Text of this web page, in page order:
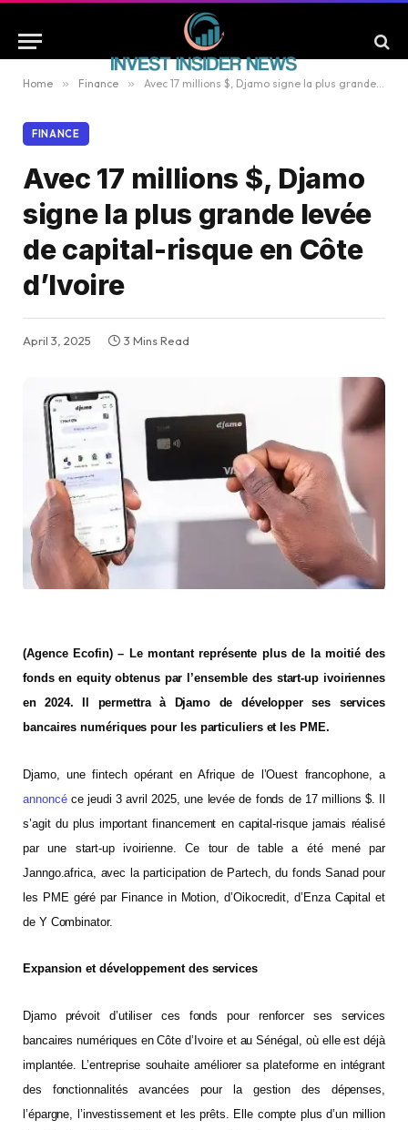
Home » Finance » Avec 17 millions $, Djamo signe la plus grande levée de capital-risque en Côte d’Ivoire
FINANCE
Avec 17 millions $, Djamo
signe la plus grande levée
de capital-risque en Côte
d’Ivoire
April 3, 2025 3 Mins Read
(Agence Ecofin) – Le montant représente plus de la moitié des
fonds en equity obtenus par l’ensemble des start-up ivoiriennes
en 2024. Il permettra à Djamo de développer ses services
bancaires numériques pour les particuliers et les PME.
Djamo, une fintech opérant en Afrique de l’Ouest francophone, a
annoncéce jeudi 3 avril 2025, une levée de fonds de 17 millions $. Il
s’agit du plus important financement en capital-risque jamais réalisé
par une start-up ivoirienne. Ce tour de table a été mené par
Janngo.africa, avec la participation de Partech, du fonds Sanad pour
les PME géré par Finance in Motion, d’Oikocredit, d’Enza Capital et
de Y Combinator.
Expansion et développement des services
Djamo prévoit d’utiliser ces fonds pour renforcer ses services
bancaires numériques en Côte d’Ivoire et au Sénégal, où elle est déjà
implantée. L’entreprise souhaite améliorer sa plateforme en intégrant
des fonctionnalités avancées pour la gestion des dépenses,
l’épargne, l’investissement et les prêts. Elle compte plus d’un million